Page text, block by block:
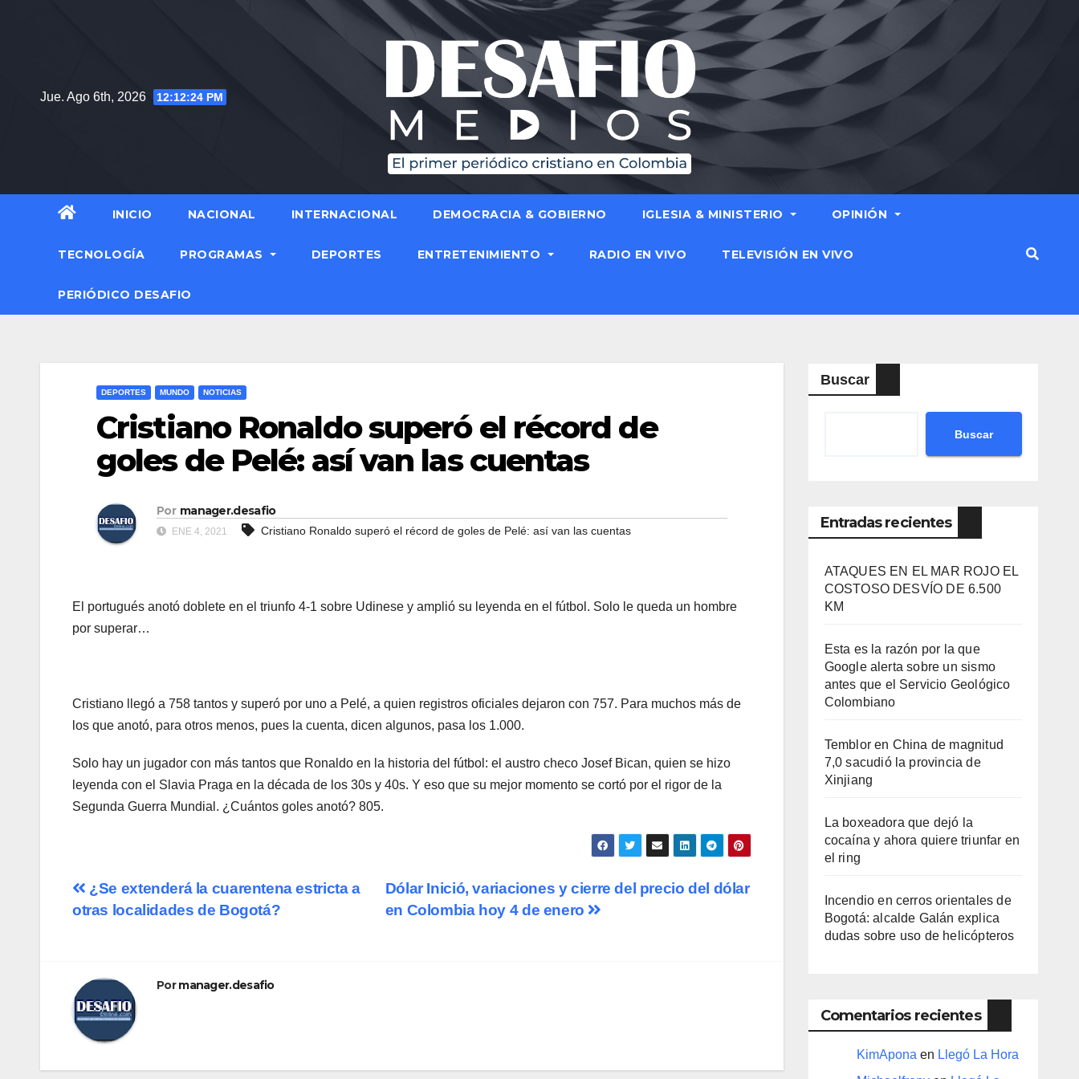
Jue. Ago 6th, 2026 12:12:24 PM
INICIO NACIONAL INTERNACIONAL DEMOCRACIA & GOBIERNO IGLESIA & MINISTERIO OPINIÓN
TECNOLOGÍA PROGRAMAS DEPORTES ENTRETENIMIENTO RADIO EN VIVO TELEVISIÓN EN VIVO
PERIÓDICO DESAFIO
DEPORTES MUNDO NOTICIAS
Cristiano Ronaldo superó el récord de
goles de Pelé: así van las cuentas
Por manager.desafio
ENE 4, 2021 Cristiano Ronaldo superó el récord de goles de Pelé: así van las cuentas
El portugués anotó doblete en el triunfo 4-1 sobre Udinese y amplió su leyenda en el fútbol. Solo le queda un hombre
por superar…
Cristiano llegó a 758 tantos y superó por uno a Pelé, a quien registros oficiales dejaron con 757. Para muchos más de
los que anotó, para otros menos, pues la cuenta, dicen algunos, pasa los 1.000.
Solo hay un jugador con más tantos que Ronaldo en la historia del fútbol: el austro checo Josef Bican, quien se hizo
leyenda con el Slavia Praga en la década de los 30s y 40s. Y eso que su mejor momento se cortó por el rigor de la
Segunda Guerra Mundial. ¿Cuántos goles anotó? 805.
Navegación
Dólar Inició, variaciones y cierre del precio del dólar
en Colombia hoy 4 de enero
¿Se extenderá la cuarentena estricta a
otras localidades de Bogotá?
Pormanager.desafio
Buscar
Buscar
Entradas recientes
ATAQUES EN EL MAR ROJO EL
COSTOSO DESVÍO DE 6.500
KM
Esta es la razón por la que
Google alerta sobre un sismo
antes que el Servicio Geológico
Colombiano
Temblor en China de magnitud
7,0 sacudió la provincia de
Xinjiang
La boxeadora que dejó la
cocaína y ahora quiere triunfar en
el ring​
Incendio en cerros orientales de
Bogotá: alcalde Galán explica
dudas sobre uso de helicópteros
Comentarios recientes
KimAponaen Llegó La Hora